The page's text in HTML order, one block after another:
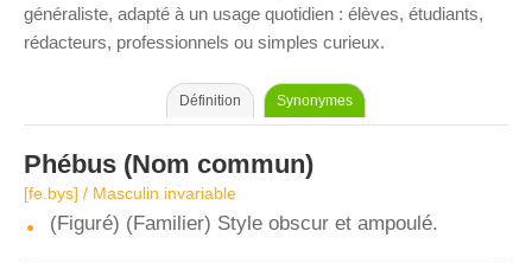
généraliste, adapté à un usage quotidien : élèves, étudiants,
rédacteurs, professionnels ou simples curieux.
Définition Synonymes
Phébus (Nom commun)
[fe.bys] / Masculin invariable
(Figuré) (Familier) Style obscur et ampoulé.